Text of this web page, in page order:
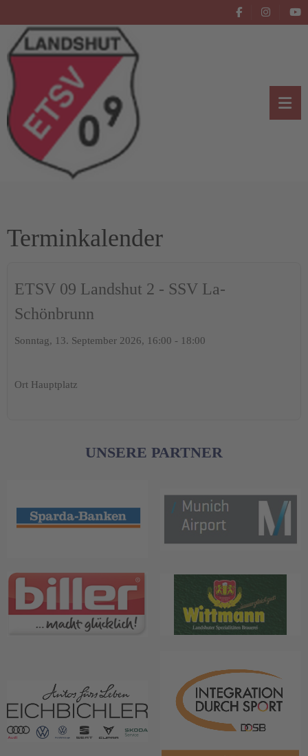
Terminkalender
ETSV 09 Landshut 2 - SSV La-
Schönbrunn
Sonntag, 13. September 2026, 16:00 - 18:00
Ort Hauptplatz
UNSERE PARTNER